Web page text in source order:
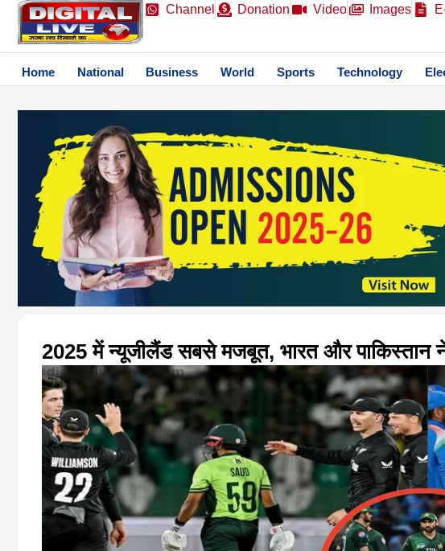
Channel Donation Video Images
Home National Business World Sports Technology
2025 में न्यूजीलैंड सबसे मजबूत, भारत और पाकिस्तान ने